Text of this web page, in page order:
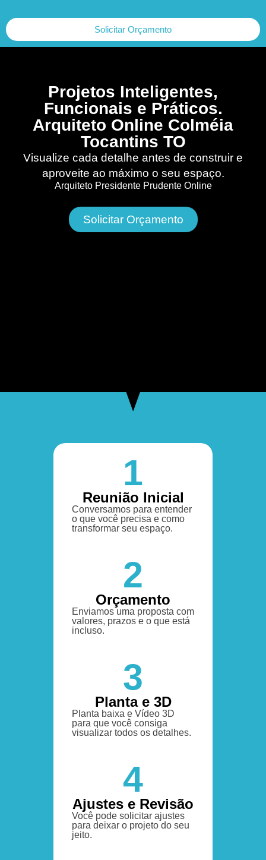
Solicitar Orçamento
Projetos Inteligentes,
Funcionais e Práticos.
Arquiteto Online Colméia
Tocantins TO
Visualize cada detalhe antes de construir e
aproveite ao máximo o seu espaço.
Arquiteto Presidente Prudente Online
Solicitar Orçamento
1
Reunião Inicial
Conversamos para entender
o que você precisa e como
transformar seu espaço.
2
Orçamento
Enviamos uma proposta com
valores, prazos e o que está
incluso.
3
Planta e 3D
Planta baixa e Vídeo 3D
para que você consiga
visualizar todos os detalhes.
4
Ajustes e Revisão
Você pode solicitar ajustes
para deixar o projeto do seu
jeito.